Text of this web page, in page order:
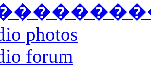
photos
forum